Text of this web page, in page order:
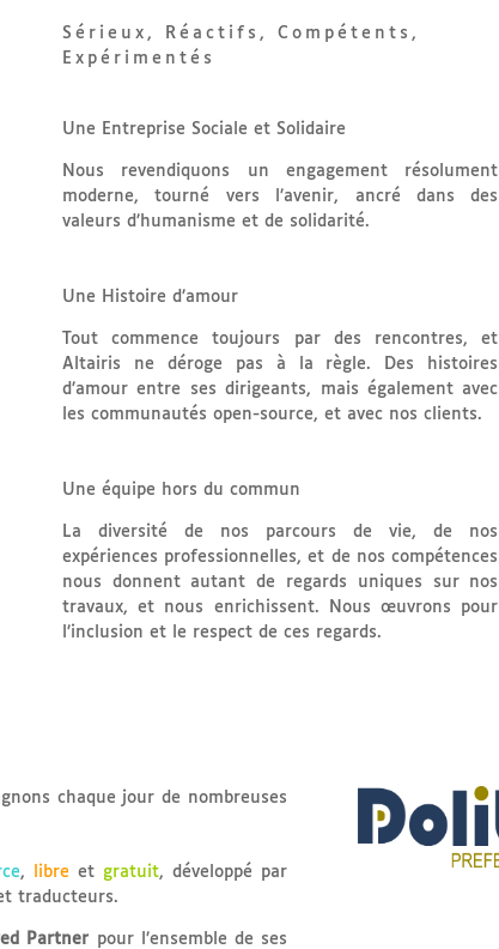
Sérieux, Réactifs, Compétents,
Expérimentés
Une Entreprise Sociale et Solidaire
Nous revendiquons un engagement résolument
moderne, tourné vers l’avenir, ancré dans des
valeurs d’humanisme et de solidarité.
Une Histoire d’amour
Tout commence toujours par des rencontres, et
Altairis ne déroge pas à la règle. Des histoires
d’amour entre ses dirigeants, mais également avec
les communautés open-source, et avec nos clients.
Une équipe hors du commun
La diversité de nos parcours de vie, de nos
expériences professionnelles, et de nos compétences
nous donnent autant de regards uniques sur nos
travaux, et nous enrichissent. Nous œuvrons pour
l’inclusion et le respect de ces regards.
chaque jour de nombreuses
, libre et gratuit, développé par
traducteurs.
Partner pour l’ensemble de ses